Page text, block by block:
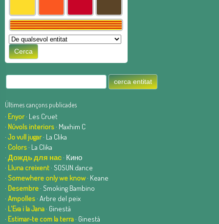
Últimes cançons publicades
· Enyor· Les Cruet
· Núvols interiors· Maxhim C
· Jo vull jugar· La Clika
· Colors· La Clika
· Дождь для нас· Кино
· Lluna creixent· SOSUN.dance
· Somewhere only we know· Keane
· Desembre· Smoking Bambino
· Ampolles· Arbre del peix
· L'Eva i la Jana· Ginestà
· Estimar-te com la terra· Ginestà